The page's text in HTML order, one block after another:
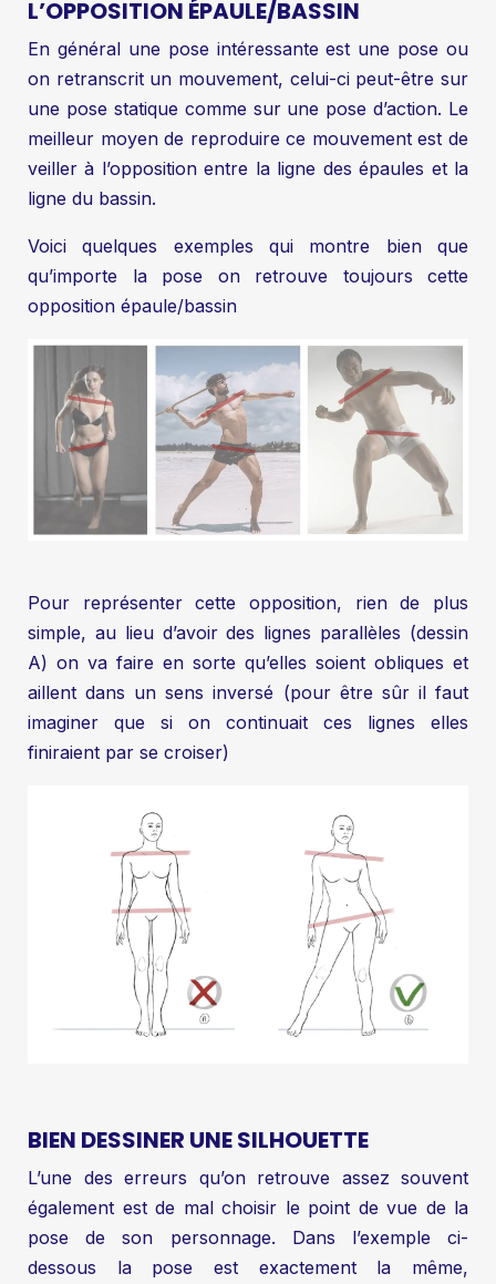
L’OPPOSITION ÉPAULE/BASSIN
En général une pose intéressante est une pose ou
on retranscrit un mouvement, celui-ci peut-être sur
une pose statique comme sur une pose d’action. Le
meilleur moyen de reproduire ce mouvement est de
veiller à l’opposition entre la ligne des épaules et la
ligne du bassin.
Voici quelques exemples qui montre bien que
qu’importe la pose on retrouve toujours cette
opposition épaule/bassin
Pour représenter cette opposition, rien de plus
simple, au lieu d’avoir des lignes parallèles (dessin
A) on va faire en sorte qu’elles soient obliques et
aillent dans un sens inversé (pour être sûr il faut
imaginer que si on continuait ces lignes elles
finiraient par se croiser)
BIEN DESSINER UNE SILHOUETTE
L’une des erreurs qu’on retrouve assez souvent
également est de mal choisir le point de vue de la
pose de son personnage. Dans l’exemple ci-
dessous la pose est exactement la même,